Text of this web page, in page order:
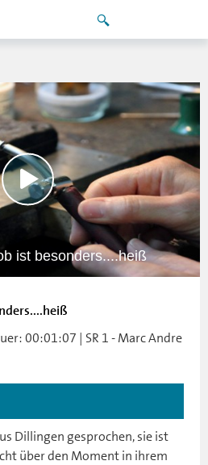
ist besonders....heiß
00:01:07 | SR 1 - Marc Andre
Dillingen gesprochen, sie ist
über den Moment in ihrem